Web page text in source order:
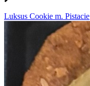
Luksus Cookie m. Pistacie